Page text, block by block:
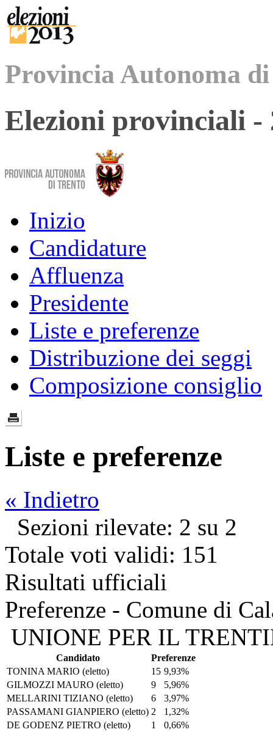
Provincia Autonoma
Elezioni provinciali -
Inizio
Candidature
Affluenza
Presidente
Liste e preferenze
Distribuzione dei seggi
Composizione consiglio
Liste e preferenze
« Indietro
Sezioni rilevate: 2 su 2
Totale voti validi: 151
Risultati ufficiali
Preferenze - Comune di
UNIONE PER IL
Candidato
Preferenze
TONINA MARIO (eletto) 15 9,93%
GILMOZZI MAURO (eletto) 9
5,96%
MELLARINI TIZIANO (eletto) 6
3,97%
PASSAMANI GIANPIERO (eletto) 2
1,32%
DE GODENZ PIETRO (eletto) 1
0,66%